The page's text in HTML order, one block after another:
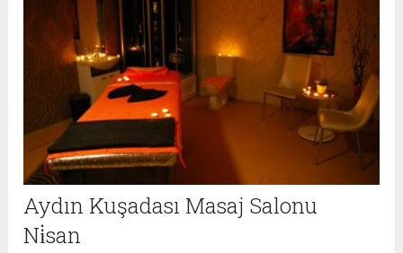
Aydın Kuşadası Masaj Salonu
Ni̇san